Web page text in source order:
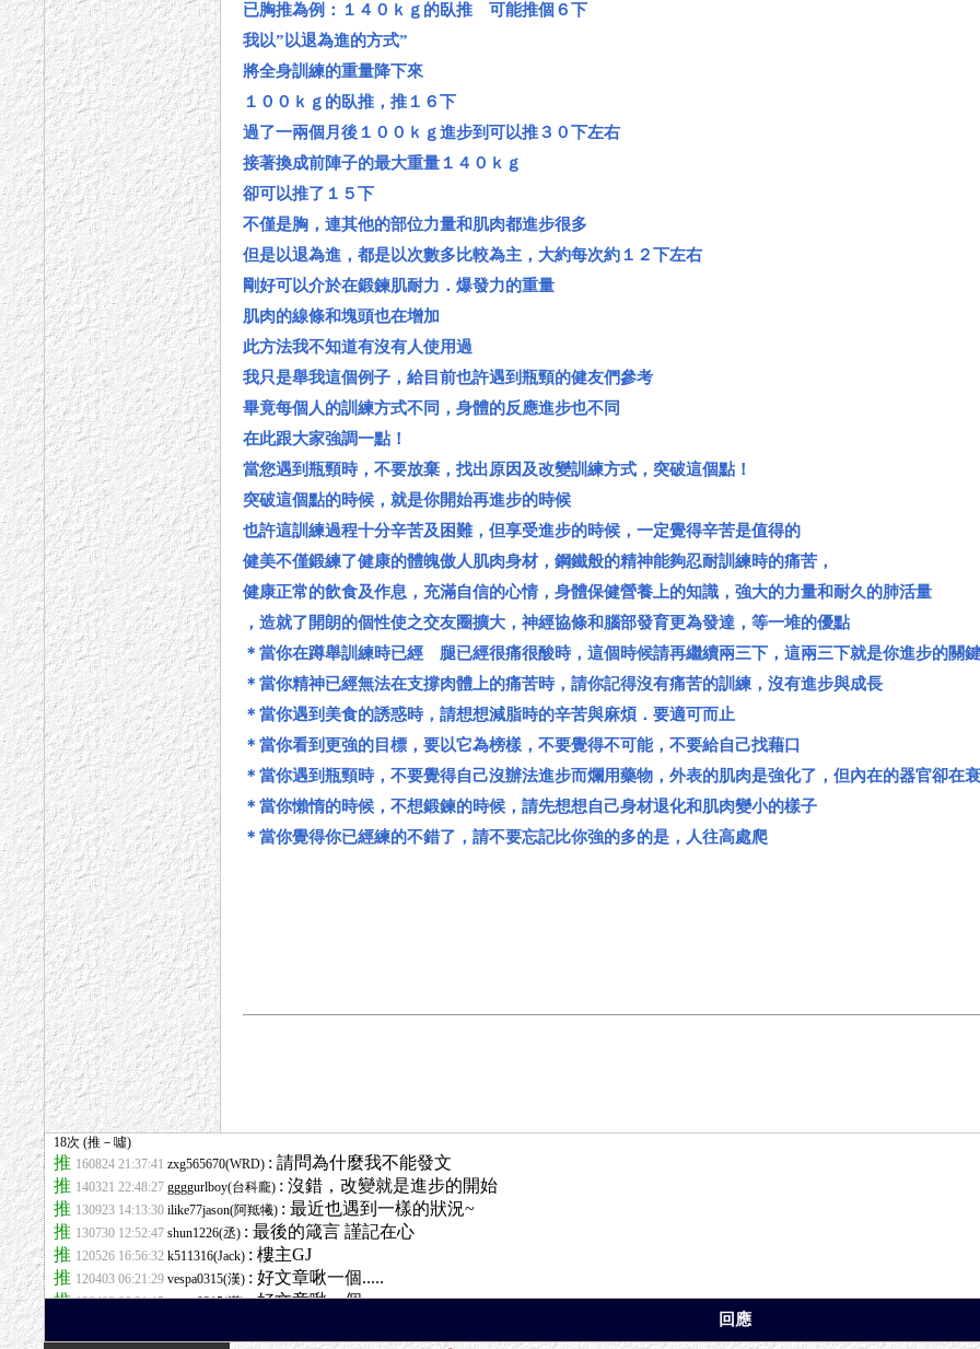
已胸推為例：１４０ｋｇ的臥推 可能推個６下
我以”以退為進的方式”
將全身訓練的重量降下來
１００ｋｇ的臥推，推１６下
過了一兩個月後１００ｋｇ進步到可以推３０下左右
接著換成前陣子的最大重量１４０ｋｇ
卻可以推了１５下
不僅是胸，連其他的部位力量和肌肉都進步很多
但是以退為進，都是以次數多比較為主，大約每次約１２下左右
剛好可以介於在鍛鍊肌耐力．爆發力的重量
肌肉的線條和塊頭也在增加
此方法我不知道有沒有人使用過
我只是舉我這個例子，給目前也許遇到瓶頸的健友們參考
畢竟每個人的訓練方式不同，身體的反應進步也不同
在此跟大家強調一點！
當您遇到瓶頸時，不要放棄，找出原因及改變訓練方式，突破這個點！
突破這個點的時候，就是你開始再進步的時候
也許這訓練過程十分辛苦及困難，但享受進步的時候，一定覺得辛苦是值得的
健美不僅鍛練了健康的體魄傲人肌肉身材，鋼鐵般的精神能夠忍耐訓練時的痛苦，
健康正常的飲食及作息，充滿自信的心情，身體保健營養上的知識，強大的力量和耐久的肺活量
，造就了開朗的個性使之交友圈擴大，神經協條和腦部發育更為發達，等一堆的優點
＊當你在蹲舉訓練時已經 腿已經很痛很酸時，這個時候請再繼續兩三下，這兩三下就是你進步的關
＊當你精神已經無法在支撐肉體上的痛苦時，請你記得沒有痛苦的訓練，沒有進步與成長
＊當你遇到美食的誘惑時，請想想減脂時的辛苦與麻煩．要適可而止
＊當你看到更強的目標，要以它為榜樣，不要覺得不可能，不要給自己找藉口
＊當你遇到瓶頸時，不要覺得自己沒辦法進步而爛用藥物，外表的肌肉是強化了，但內在的器官卻在
＊當你懶惰的時候，不想鍛鍊的時候，請先想想自己身材退化和肌肉變小的樣子
＊當你覺得你已經練的不錯了，請不要忘記比你強的多的是，人往高處爬
回應